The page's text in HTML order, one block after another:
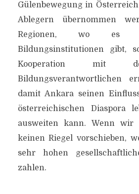
Gülenbewegung in
Ablegern übernommen
Regionen, wo es
Bildungsinstitutionen gibt,
Kooperation mit
Bildungsverantwortlichen
damit Ankara seinen
österreichischen Diaspora
ausweiten kann. Wenn wir
keinen Riegel vorschieben,
sehr hohen
zahlen.